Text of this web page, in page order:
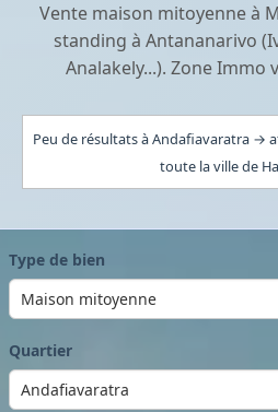
Vente maison mitoyenne à
standing à Antananarivo
Analakely...). Zone Immo
Peu de résultats à Andafiavaratra →
toute la ville de
Type de bien
Quartier